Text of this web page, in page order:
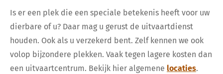
Is er een plek die een speciale betekenis heeft voor uw
dierbare of u? Daar mag u gerust de uitvaartdienst
houden. Ook als u verzekerd bent. Zelf kennen we ook
volop bijzondere plekken. Vaak tegen lagere kosten dan
een uitvaartcentrum. Bekijk hier algemene locaties.